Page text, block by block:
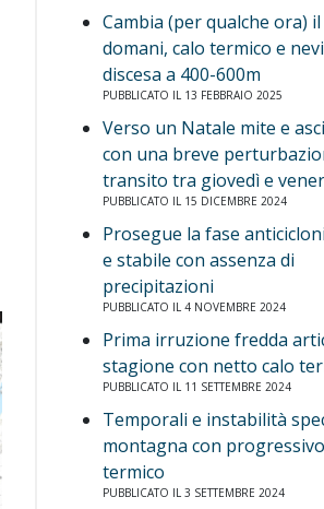
Cambia (per qualche ora)
domani, calo termico e
discesa a 400-600m
PUBBLICATO IL 13 FEBBRAIO 2025
Verso un Natale mite e
con una breve
transito tra giovedì e
PUBBLICATO IL 15 DICEMBRE 2024
Prosegue la fase
e stabile con assenza di
precipitazioni
PUBBLICATO IL 4 NOVEMBRE 2024
Prima irruzione fredda
stagione con netto calo
PUBBLICATO IL 11 SETTEMBRE 2024
Temporali e instabilità
montagna con
termico
PUBBLICATO IL 3 SETTEMBRE 2024